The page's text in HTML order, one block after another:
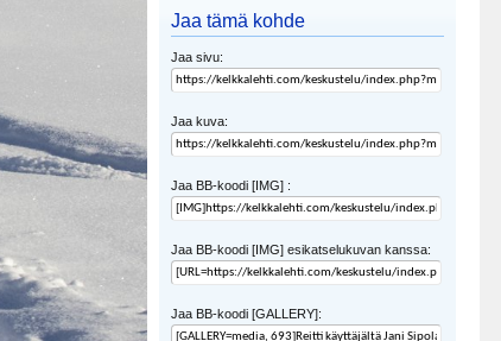
Jaa tämä kohde
Jaa sivu:
Jaa kuva:
Jaa BB-koodi [IMG] :
Jaa BB-koodi [IMG] esikatselukuvan kanssa:
Jaa BB-koodi [GALLERY]: